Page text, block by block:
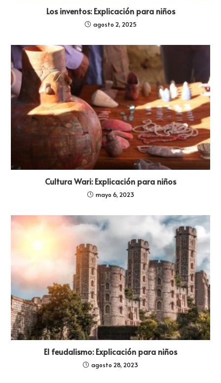
Los inventos: Explicación para niños
agosto 2, 2025
Cultura Wari: Explicación para niños
mayo 6, 2023
El feudalismo: Explicación para niños
agosto 28, 2023